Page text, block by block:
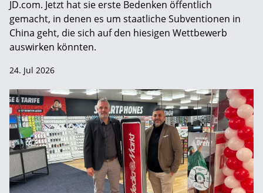
JD.com. Jetzt hat sie erste Bedenken öffentlich
gemacht, in denen es um staatliche Subventionen in
China geht, die sich auf den hiesigen Wettbewerb
auswirken könnten.
24. Jul 2026